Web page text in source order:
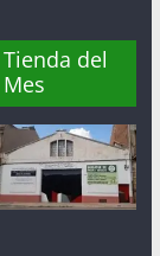
Tienda del
Mes